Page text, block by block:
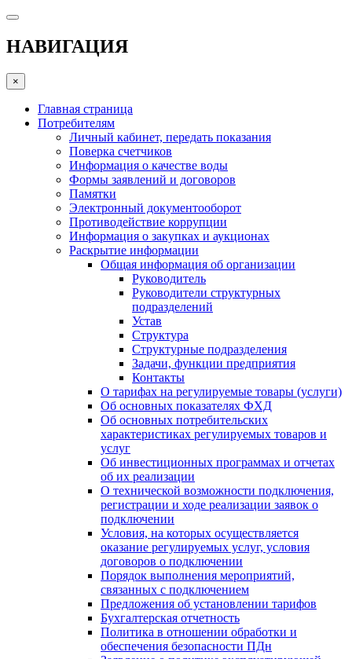
НАВИГАЦИЯ
×
Главная страница
Потребителям
Личный кабинет, передать показания
Поверка счетчиков
Информация о качестве воды
Формы заявлений и договоров
Памятки
Электронный документооборот
Противодействие коррупции
Информация о закупках и аукционах
Раскрытие информации
Общая информация об организации
Руководитель
Руководители структурных
подразделений
Устав
Структура
Структурные подразделения
Задачи, функции предприятия
Контакты
О тарифах на регулируемые товары (услуги)
Об основных показателях ФХД
Об основных потребительских
характеристиках регулируемых товаров и
услуг
Об инвестиционных программах и отчетах
об их реализации
О технической возможности подключения,
регистрации и ходе реализации заявок о
подключении
Условия, на которых осуществляется
оказание регулируемых услуг, условия
договоров о подключении
Порядок выполнения мероприятий,
связанных с подключением
Предложения об установлении тарифов
Бухгалтерская отчетность
Политика в отношении обработки и
обеспечения безопасности ПДн